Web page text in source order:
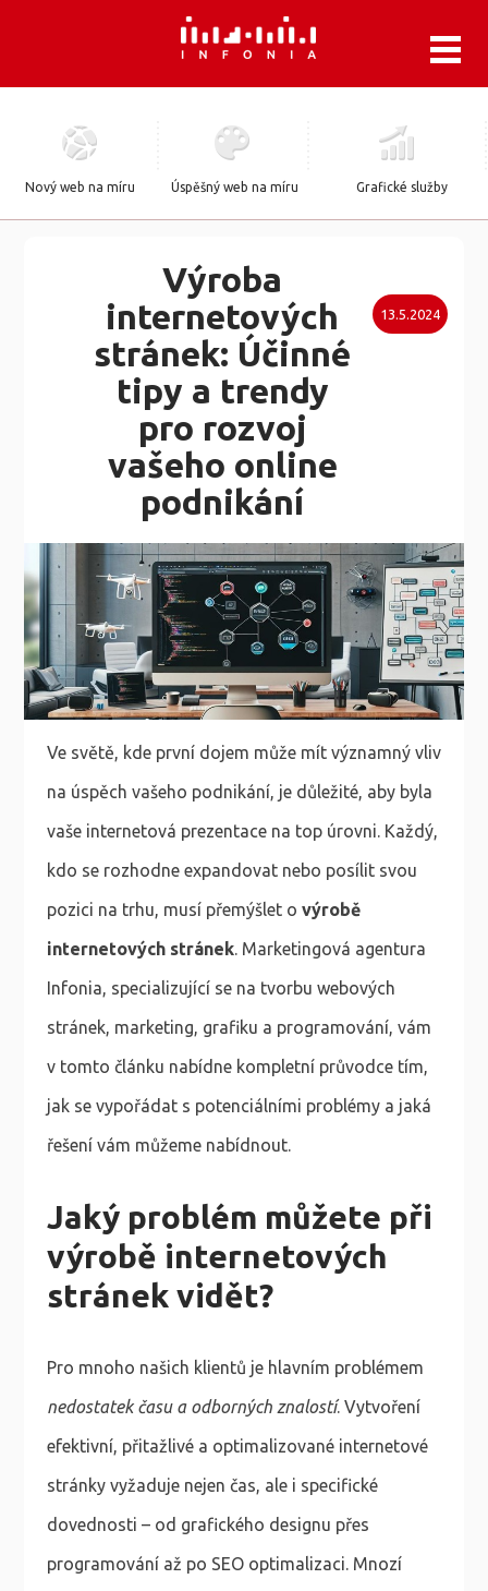
Výroba
internetových
stránek: Účinné
tipy a trendy
pro rozvoj
vašeho online
podnikání
13.5.2024
Ve světě, kde první dojem může mít významný vliv
na úspěch vašeho podnikání, je důležité, aby byla
vaše internetová prezentace na top úrovni. Každý,
kdo se rozhodne expandovat nebo posílit svou
pozici na trhu, musí přemýšlet o výrobě
internetových stránek. Marketingová agentura
Infonia, specializující se na tvorbu webových
stránek, marketing, grafiku a programování, vám
v tomto článku nabídne kompletní průvodce tím,
jak se vypořádat s potenciálními problémy a jaká
řešení vám můžeme nabídnout.
Jaký problém můžete při
výrobě internetových
stránek vidět?
Pro mnoho našich klientů je hlavním problémem
nedostatek času a odborných znalostí. Vytvoření
efektivní, přitažlivé a optimalizované internetové
stránky vyžaduje nejen čas, ale i specifické
dovednosti – od grafického designu přes
programování až po SEO optimalizaci. Mnozí
Nový web na míru Úspěšný web na míru Grafické služby